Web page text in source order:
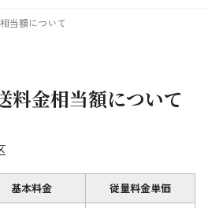
サステナビリテ
採用情報
当額について
料金相当額について
基本料金
従量料金単価